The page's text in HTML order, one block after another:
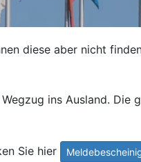
diese aber nicht
ins Ausland.
Sie hier